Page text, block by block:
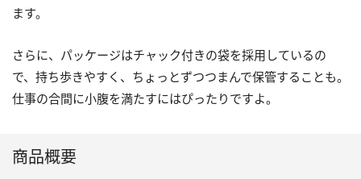
ます。
さらに、パッケージはチャック付きの袋を採用しているの
で、持ち歩きやすく、ちょっとずつつまんで保管することも。
仕事の合間に小腹を満たすにはぴったりですよ。
商品概要